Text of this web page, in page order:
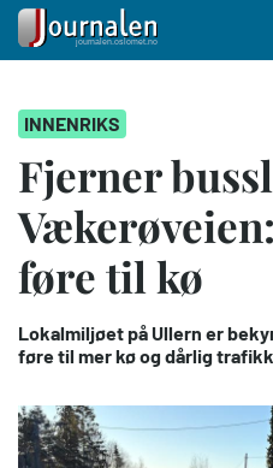
hovedinnhold
INNENRIKS
Fjerner
føre til kø
Lokalmiljøet på Ullern er
føre til mer kø og dårlig